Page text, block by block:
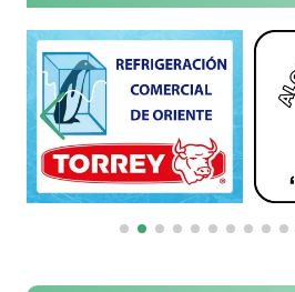
Belleza
Bordados y Estampados